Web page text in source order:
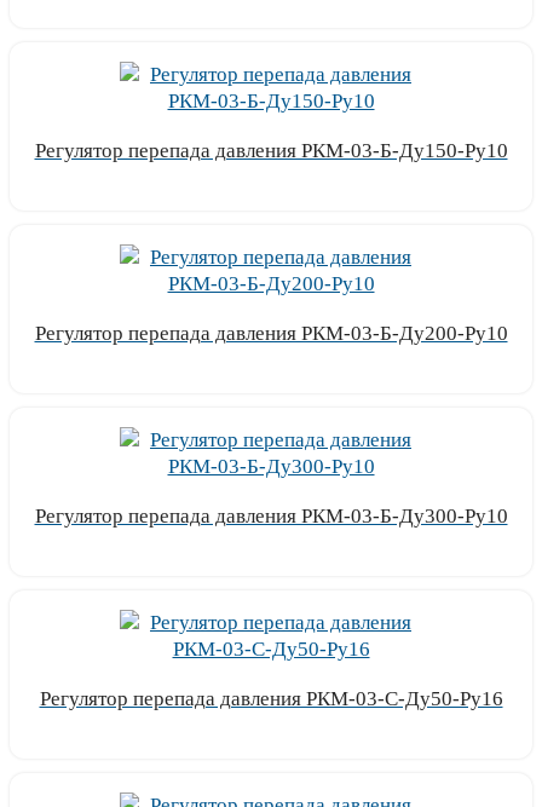
Регулятор перепада давления РКМ-03-Б-Ду150-Ру10
Регулятор перепада давления РКМ-03-Б-Ду200-Ру10
Регулятор перепада давления РКМ-03-Б-Ду300-Ру10
Регулятор перепада давления РКМ-03-С-Ду50-Ру16